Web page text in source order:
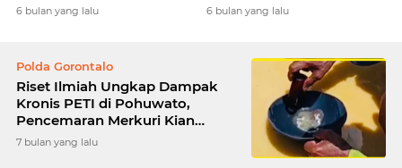
6 bulan yang lalu 6 bulan yang lalu
Polda Gorontalo
Riset Ilmiah Ungkap Dampak
Kronis PETI di Pohuwato,
Pencemaran Merkuri Kian
Meluas
7 bulan yang lalu